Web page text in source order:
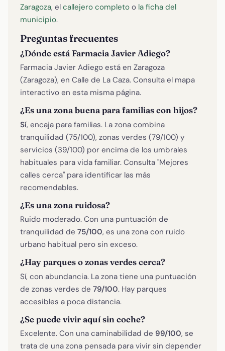
Zaragoza, el callejero completo o la ficha del
municipio.
Preguntas frecuentes
¿Dónde está Farmacia Javier Adiego?
Farmacia Javier Adiego está en Zaragoza
(Zaragoza), en Calle de La Caza. Consulta el mapa
interactivo en esta misma página.
¿Es una zona buena para familias con hijos?
Sí, encaja para familias. La zona combina
tranquilidad (75/100), zonas verdes (79/100) y
servicios (39/100) por encima de los umbrales
habituales para vida familiar. Consulta "Mejores
calles cerca" para identificar las más
recomendables.
¿Es una zona ruidosa?
Ruido moderado. Con una puntuación de
tranquilidad de 75/100, es una zona con ruido
urbano habitual pero sin exceso.
¿Hay parques o zonas verdes cerca?
Sí, con abundancia. La zona tiene una puntuación
de zonas verdes de 79/100. Hay parques
accesibles a poca distancia.
¿Se puede vivir aquí sin coche?
Excelente. Con una caminabilidad de 99/100, se
trata de una zona pensada para vivir sin depender